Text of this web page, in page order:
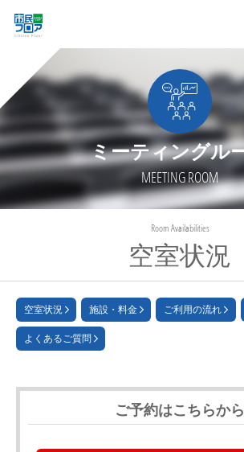
ミーティングル
MEETING ROOM
空室状況
Room Availabilities
空室状況 施設・料金 ご利用の流れ
よくあるご質問
ご予約はこちらから